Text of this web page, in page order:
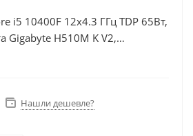
i5 10400F 12x4.3 ГГц TDP 65Вт,
Gigabyte H510M K V2,
16Гб, Память DDR4 8Gb,
Нашли дешевле?